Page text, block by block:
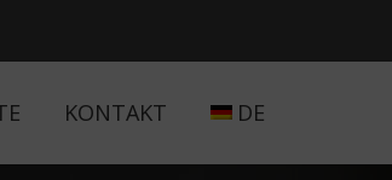
KONTAKT DE